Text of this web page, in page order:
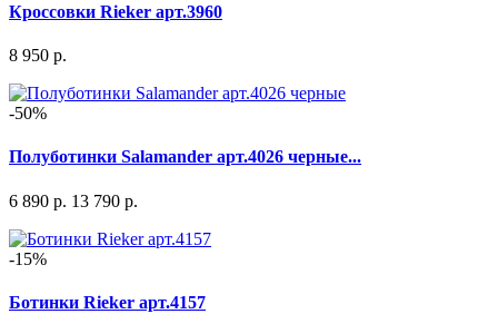
Кроссовки Rieker арт.3960
8 950 р.
-50%
Полуботинки Salamander арт.4026 черные...
6 890 р. 13 790 р.
-15%
Ботинки Rieker арт.4157